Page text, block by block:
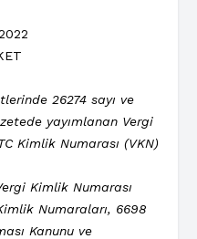
26274 sayı ve
yayımlanan Vergi
Kimlik Numarası (VKN)
Kimlik Numarası
Numaraları, 6698
Kanunu ve